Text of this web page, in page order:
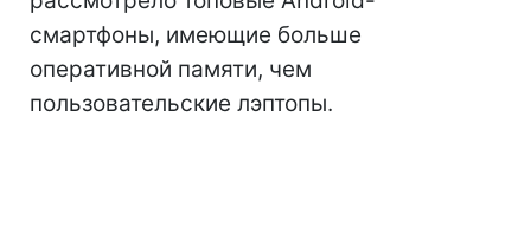
смартфоны, имеющие больше
оперативной памяти, чем
пользовательские лэптопы.